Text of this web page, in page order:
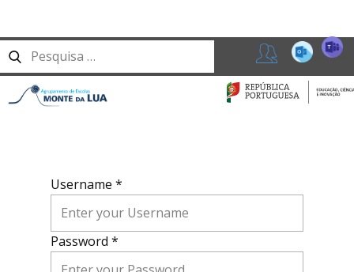
Professores
365
Username *
Password *